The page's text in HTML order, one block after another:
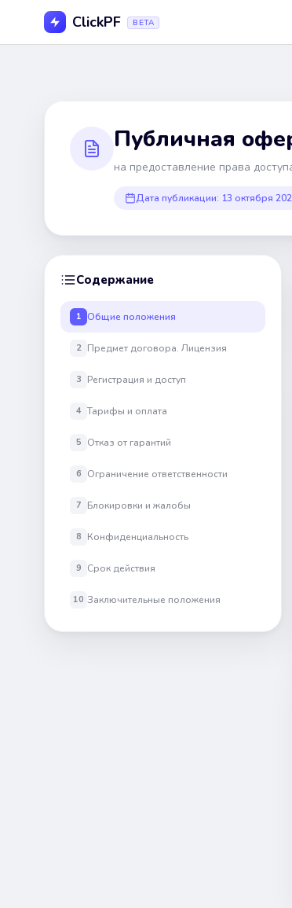
ClickPF BETA
Публичная
на предоставление права
Дата публикации: 13 октября
Содержание
1 Общие положения
2 Предмет договора. Лицензия
3 Регистрация и доступ
4 Тарифы и оплата
5 Отказ от гарантий
6 Ограничение ответственности
7 Блокировки и жалобы
8 Конфиденциальность
9 Срок действия
10 Заключительные положения